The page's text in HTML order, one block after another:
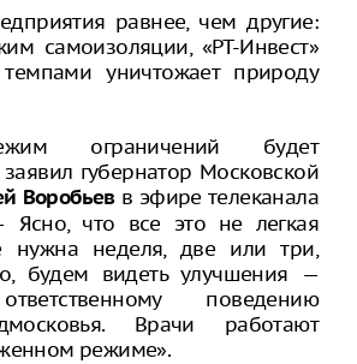
равнее, чем другие:
самоизоляции, «РТ-Инвест»
уничтожает природу
ограничений будет
губернатор Московской
Воробьевв эфире телеканала
Ясно, что все это не легкая
нужна неделя, две или три,
будем видеть улучшения —
поведению
Врачи работают
режиме».